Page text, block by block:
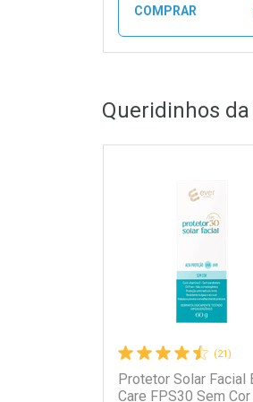
COMPRAR
Laboratório
Ativar Desconto
Por Menos
Queridinhos
(21)
Protetor Solar Facial
Care FPS30 Sem